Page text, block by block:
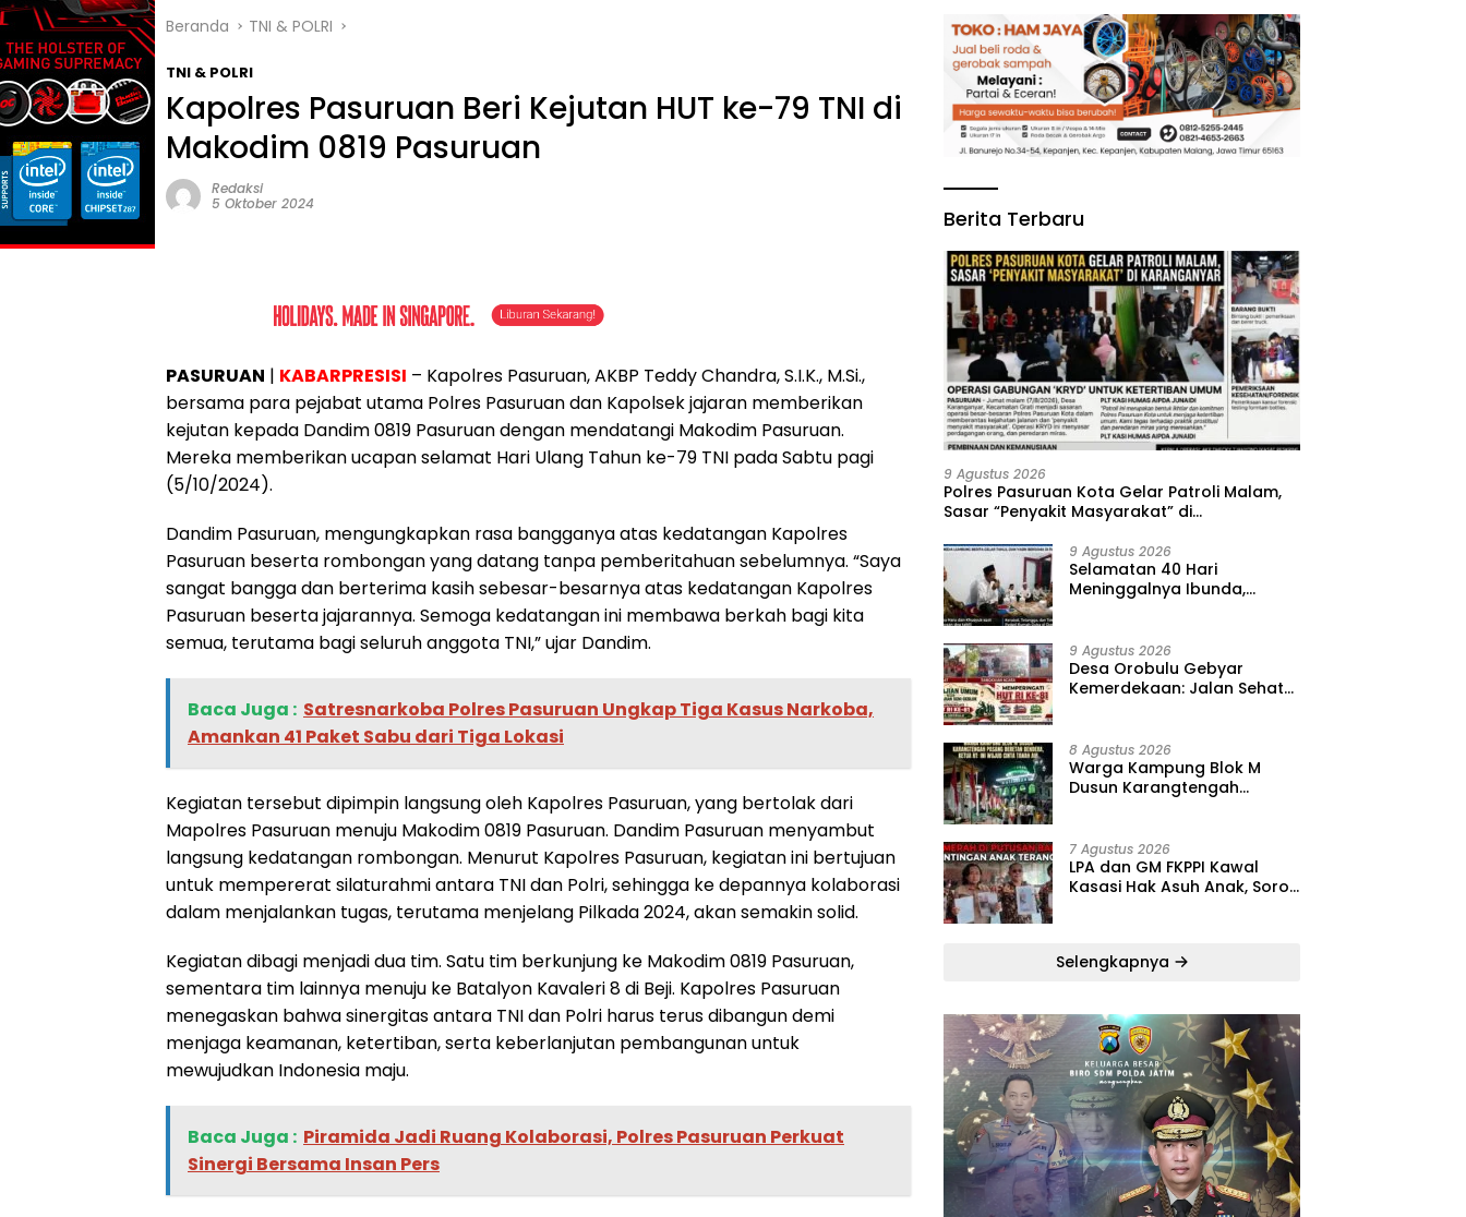
Beranda TNI & POLRI
TNI & POLRI
Kapolres Pasuruan Beri Kejutan HUT ke-79 TNI di
Makodim 0819 Pasuruan
Redaksi
5 Oktober 2024
PASURUAN | KABARPRESISI – Kapolres Pasuruan, AKBP Teddy Chandra, S.I.K., M.Si.,
bersama para pejabat utama Polres Pasuruan dan Kapolsek jajaran memberikan
kejutan kepada Dandim 0819 Pasuruan dengan mendatangi Makodim Pasuruan.
Mereka memberikan ucapan selamat Hari Ulang Tahun ke-79 TNI pada Sabtu pagi
(5/10/2024).
Dandim Pasuruan, mengungkapkan rasa bangganya atas kedatangan Kapolres
Pasuruan beserta rombongan yang datang tanpa pemberitahuan sebelumnya. “Saya
sangat bangga dan berterima kasih sebesar-besarnya atas kedatangan Kapolres
Pasuruan beserta jajarannya. Semoga kedatangan ini membawa berkah bagi kita
semua, terutama bagi seluruh anggota TNI,” ujar Dandim.
Baca Juga : ‎Satresnarkoba Polres Pasuruan Ungkap Tiga Kasus Narkoba,
Amankan 41 Paket Sabu dari Tiga Lokasi
Kegiatan tersebut dipimpin langsung oleh Kapolres Pasuruan, yang bertolak dari
Mapolres Pasuruan menuju Makodim 0819 Pasuruan. Dandim Pasuruan menyambut
langsung kedatangan rombongan. Menurut Kapolres Pasuruan, kegiatan ini bertujuan
untuk mempererat silaturahmi antara TNI dan Polri, sehingga ke depannya kolaborasi
dalam menjalankan tugas, terutama menjelang Pilkada 2024, akan semakin solid.
Kegiatan dibagi menjadi dua tim. Satu tim berkunjung ke Makodim 0819 Pasuruan,
sementara tim lainnya menuju ke Batalyon Kavaleri 8 di Beji. Kapolres Pasuruan
menegaskan bahwa sinergitas antara TNI dan Polri harus terus dibangun demi
menjaga keamanan, ketertiban, serta keberlanjutan pembangunan untuk
mewujudkan Indonesia maju.
Baca Juga : Piramida Jadi Ruang Kolaborasi, Polres Pasuruan Perkuat
Sinergi Bersama Insan Pers
Berita Terbaru
9 Agustus 2026
‎Polres Pasuruan Kota Gelar Patroli Malam,
Sasar “Penyakit Masyarakat” di
9 Agustus 2026
‎Selamatan 40 Hari
Meninggalnya Ibunda,
dan Yasin Bersama
9 Agustus 2026
‎Desa Orobulu Gebyar
Kemerdekaan: Jalan Sehat
8 Agustus 2026
‎Warga Kampung Blok M
Dusun Karangtengah
Tanah Air
7 Agustus 2026
‎LPA dan GM FKPPI Kawal
Kasasi Hak Asuh Anak, Soroti
Selengkapnya